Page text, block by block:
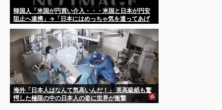
韓国人「米国が円買い介入・・・米国と日本が円安
阻止へ連携」→「日本にはめっちゃ気を遣ってあげ
海外「日本人はなんて気高いんだ！」 英高級紙も驚
愕した極限の中の日本人の姿に世界が衝撃